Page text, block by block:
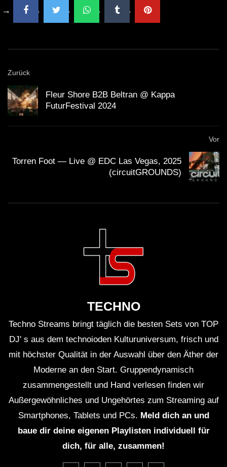
Zurück
Fleur Shore B2B Beltran @ Kappa
FuturFestival 2024
Vor
Torren Foot — Live @ EDC Las Vegas, 2025
(circuitGROUNDS)
TECHNO
Techno Streams bringt täglich die besten Sets von TOP
DJ' s aus dem technoioden Kulturuniversum, frisch und
mit höchster Qualität in der Auswahl über den Äther der
Moderne an den Start. Gruppendynamisch
zusammengestellt und Hand verlesen finden wir
Außergewöhnliches und Ungehörtes zum Streaming auf
Smartphones, Tablets und PCs. Meld dich an und
baue dir deine eigenen Playlisten individuell für
dich, für alle, zusammen!